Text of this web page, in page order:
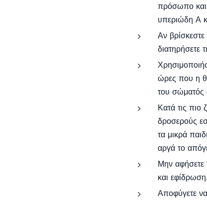
πρόσωπο και
υπεριώδη Α
Αν
διατηρήσετε
ώρες που η
του σώματός
Κατά τις
δροσερούς
τα μικρά
αργά το
Μην αφήσετε
και
Αποφύγετε